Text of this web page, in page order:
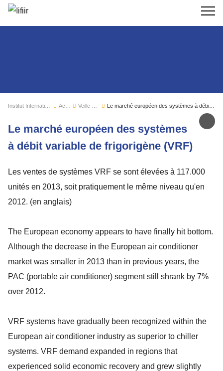
Le marché européen des systèmes à débit variable de frigorigène (VRF)
Le marché européen des systèmes
à débit variable de frigorigène (VRF)
Les ventes de systèmes VRF se sont élevées à 117.000
unités en 2013, soit pratiquement le même niveau qu'en
2012. (en anglais)
The European economy appears to have finally hit bottom.
Although the decrease in the European air conditioner
market was smaller in 2013 than in previous years, the
PAC (portable air conditioner) segment still shrank by 7%
over 2012.
VRF systems have gradually been recognized within the
European air conditioner industry as superior to chiller
systems. VRF demand expanded in regions that
experienced solid economic recovery and grew slightly